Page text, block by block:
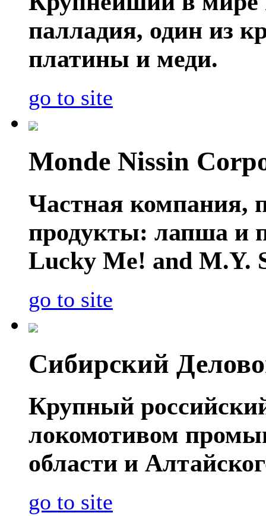
палладия, один из
платины и меди.
go to site
Monde Nissin
Частная компания,
продукты: лапша и
Lucky Me! and M.Y.
go to site
Сибирский
Крупный
локомотивом
области и
go to site